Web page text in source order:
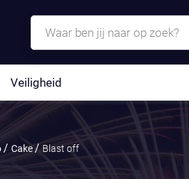
Veiligheid
Cake Blast off